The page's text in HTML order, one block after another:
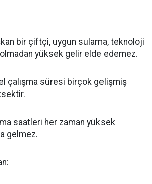
bir çiftçi, uygun sulama, teknoloji
yüksek gelir elde edemez.
çalışma süresi birçok gelişmiş
saatleri her zaman yüksek
gelmez.